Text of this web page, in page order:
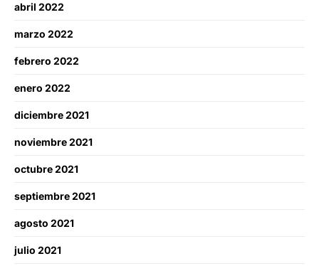
abril 2022
marzo 2022
febrero 2022
enero 2022
diciembre 2021
noviembre 2021
octubre 2021
septiembre 2021
agosto 2021
julio 2021